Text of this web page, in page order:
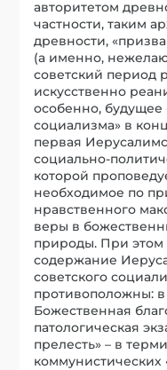
авторитетом
частности, таким
древности,
(а именно,
советский период
искусственно
особенно, будущее
социализма» в
первая
социально-
которой
необходимое по
нравственного
веры в
природы. При этом
содержание
советского
противоположны: в
Божественная
патологическая
прелесть» – в
коммунистических